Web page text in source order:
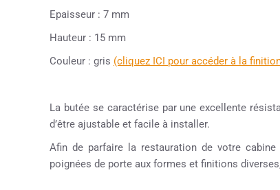
Epaisseur : 7 mm
Hauteur : 15 mm
Couleur : gris (cliquez ICI pour accéder à la
La butée se caractérise par une excellente
d’être ajustable et facile à installer.
Afin de parfaire la restauration de votre cabine
poignées de porte aux formes et finitions